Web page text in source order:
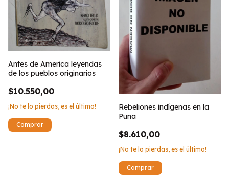
Antes de America leyendas
de los pueblos originarios
$10.550,00
¡No te lo pierdas, es el último!
Rebeliones indígenas en la
Puna
$8.610,00
¡No te lo pierdas, es el último!